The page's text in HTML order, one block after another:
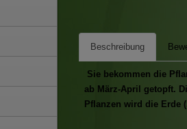
Beschreibung
Sie bekommen die
ab März-April getopft.
Pflanzen wird die Erde